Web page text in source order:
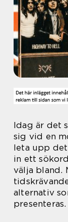
Idag är det
sig vid en
leta upp
in ett
välja bland.
alternativ
presenteras.